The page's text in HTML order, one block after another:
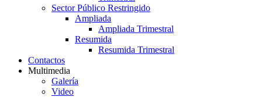
Sector Público Restringido
Ampliada
Ampliada Trimestral
Resumida
Resumida Trimestral
Contactos
Multimedia
Galería
Video